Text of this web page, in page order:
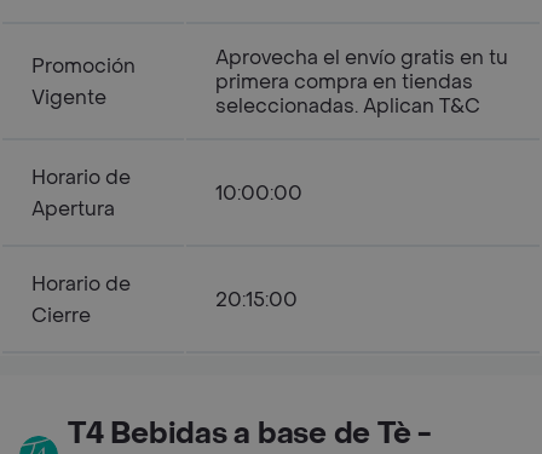
Promoción
Vigente
Aprovecha el envío gratis en tu
primera compra en tiendas
seleccionadas. Aplican T&C
Horario de
Apertura
10:00:00
Horario de
Cierre
20:15:00
T4 Bebidas a base de Tè -